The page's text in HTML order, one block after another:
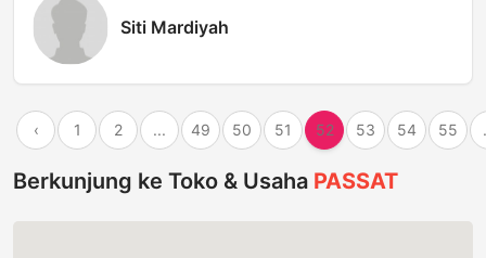
Siti Mardiyah
‹ 1 2 ... 49 50 51 52 53 54 55
Berkunjung ke Toko & Usaha PASSAT